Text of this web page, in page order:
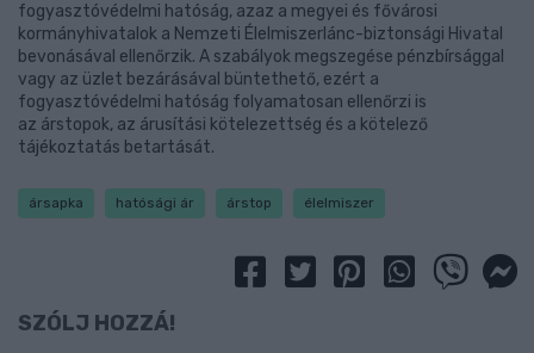
fogyasztóvédelmi hatóság, azaz a megyei és fővárosi
kormányhivatalok a Nemzeti Élelmiszerlánc-biztonsági Hivatal
bevonásával ellenőrzik. A szabályok megszegése pénzbírsággal
vagy az üzlet bezárásával büntethető, ezért a
fogyasztóvédelmi hatóság folyamatosan ellenőrzi is
az árstopok, az árusítási kötelezettség és a kötelező
tájékoztatás betartását.
ársapka hatósági ár árstop élelmiszer
SZÓLJ HOZZÁ!